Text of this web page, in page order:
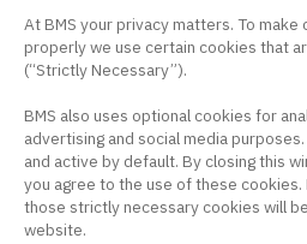
リモート面談・説明会
お知らせ
お問い合せ
ログイン / 新規登録
At BMS your privacy matters. To
properly we use certain cookies that
(“Strictly Necessary”).
BMS also uses optional cookies for
advertising and social media
and active by default. By closing this
you agree to the use of these cookies.
those strictly necessary cookies will
website.